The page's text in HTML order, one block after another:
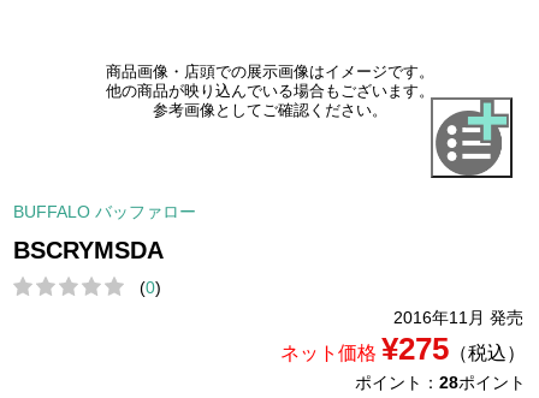
商品画像・店頭での展示画像はイメージです。
他の商品が映り込んでいる場合もございます。
参考画像としてご確認ください。
BUFFALO バッファロー
BSCRYMSDA
(0)
2016年11月 発売
ネット価格 ¥275（税込）
ポイント： 28ポイント